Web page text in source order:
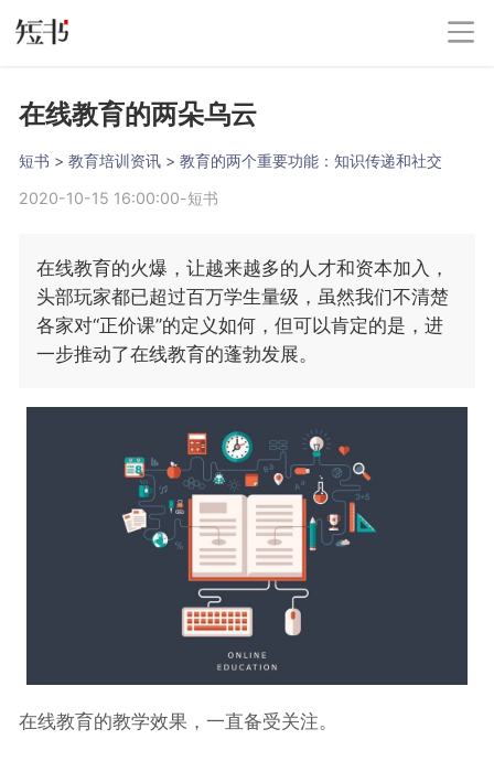
在线教育的两朵乌云
短书 > 教育培训资讯 > 教育的两个重要功能：知识传递和社交
2020-10-15 16:00:00-短书
在线教育的火爆，让越来越多的人才和资本加入，
头部玩家都已超过百万学生量级，虽然我们不清楚
各家对“正价课”的定义如何，但可以肯定的是，进
一步推动了在线教育的蓬勃发展。
在线教育的教学效果，一直备受关注。